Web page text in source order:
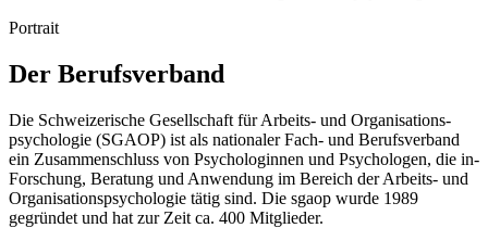
Portrait
Der Berufsverband
Die Schweizerische Gesellschaft für Arbeits- und Organisations­
psycho­logie (SGAOP) ist als nationaler Fach- und Berufsverband
ein Zusammenschluss von Psycholo­gin­nen und Psycho­logen, die in­
Forschung, Be­ratung und Anwen­dung im Bereich der Arbeits- und
Organi­sa­ti­onspsy­cho­lo­gie tätig sind. Die sgaop wurde 1989
gegründet und hat zur Zeit ca. 400 Mit­glie­der.